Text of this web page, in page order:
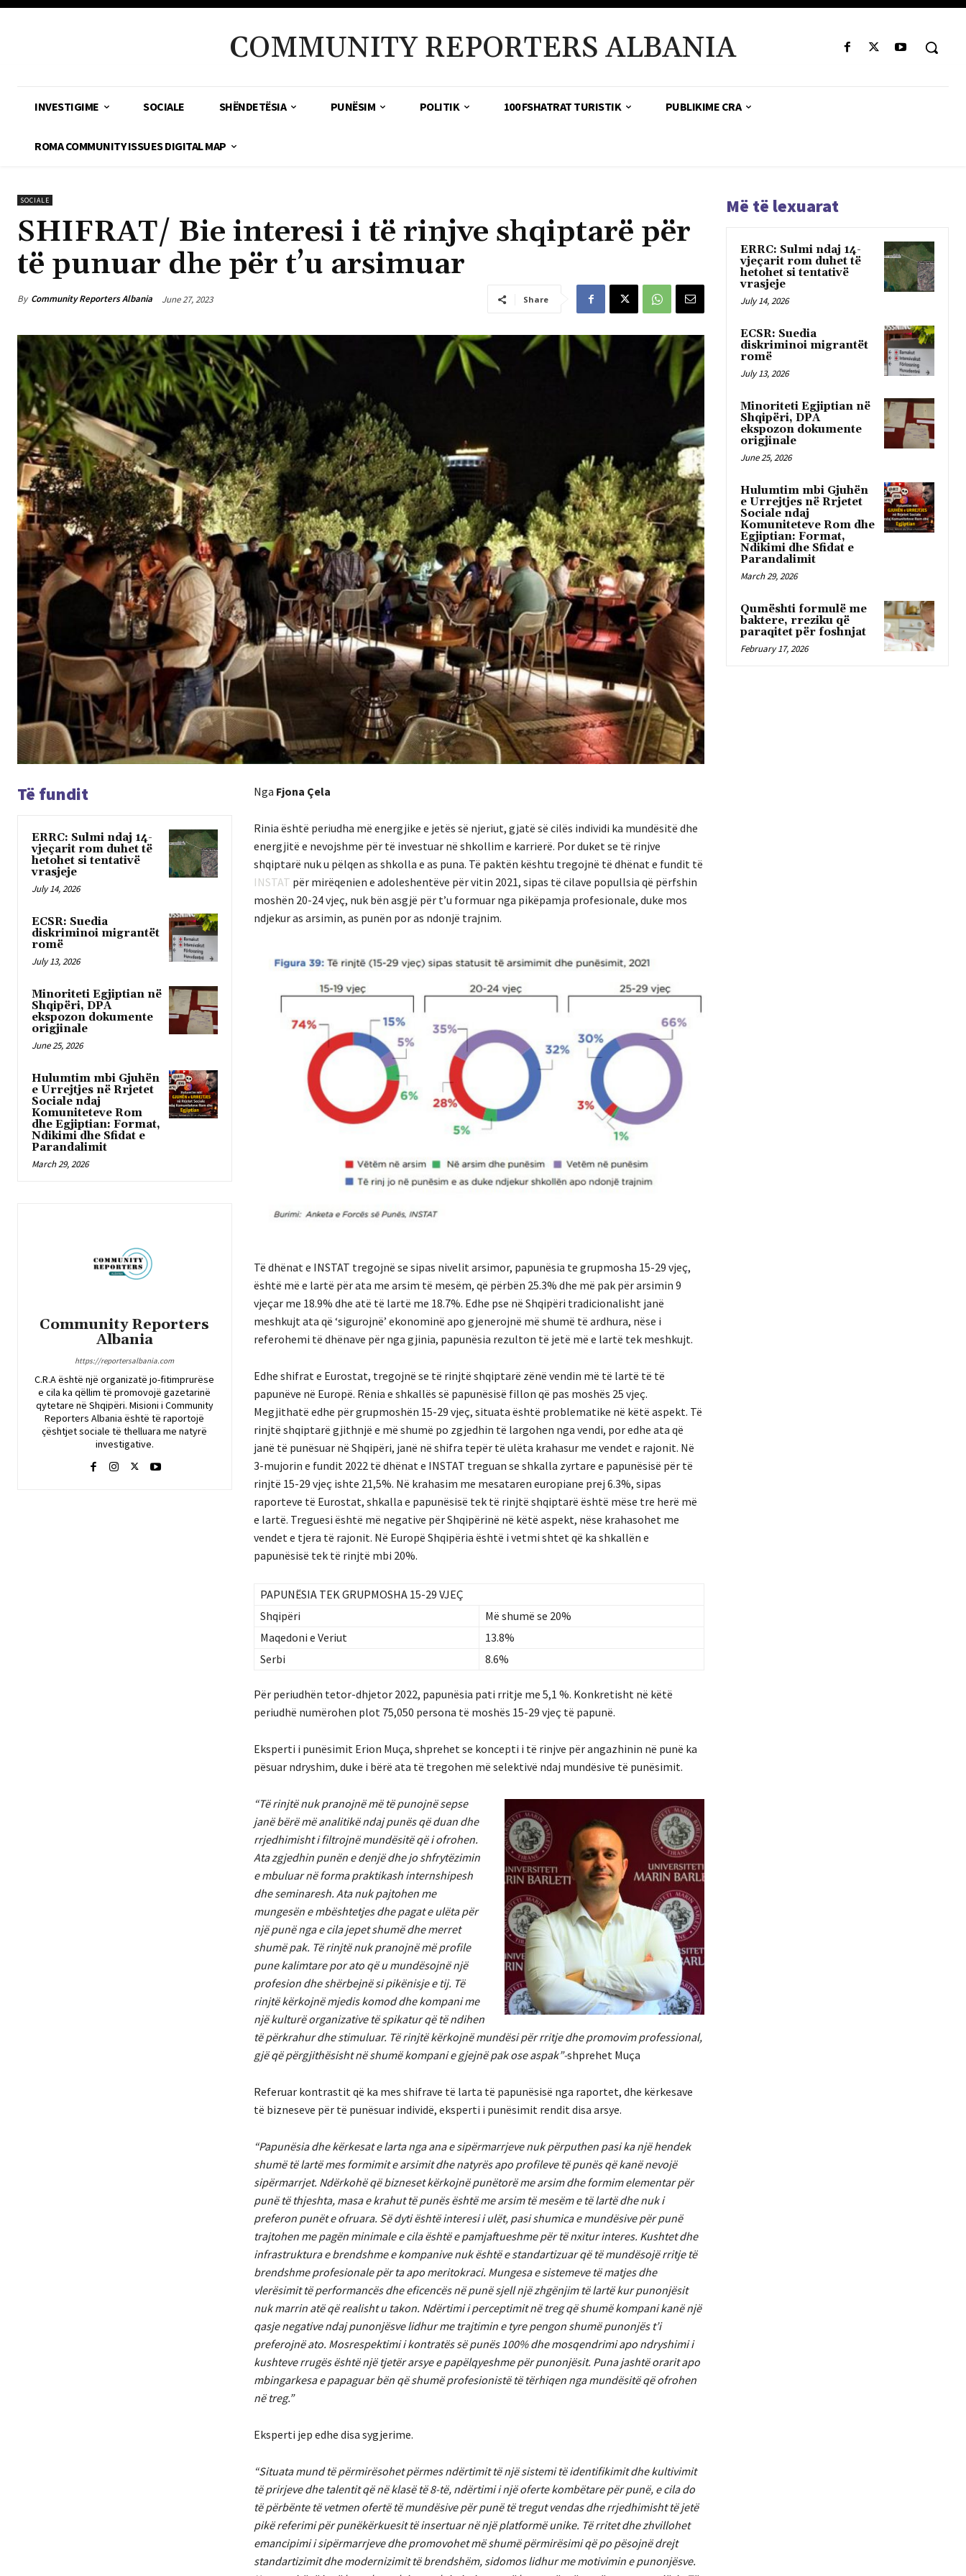
COMMUNITY REPORTERS ALBANIA
INVESTIGIME SOCIALE SHËNDETËSIA PUNËSIM POLITIK 100 FSHATRAT TURISTIK PUBLIKIME CRA
ROMA COMMUNITY ISSUES DIGITAL MAP
SOCIALE
SHIFRAT/ Bie interesi i të rinjve shqiptarë për
të punuar dhe për t’u arsimuar
By Community Reporters Albania June 27, 2023 Share
Të fundit
ERRC: Sulmi ndaj 14-
vjeçarit rom duhet të
hetohet si tentativë
vrasjeje
July 14, 2026
ECSR: Suedia
diskriminoi migrantët
romë
July 13, 2026
Minoriteti Egjiptian në
Shqipëri, DPA
ekspozon dokumente
origjinale
June 25, 2026
Hulumtim mbi Gjuhën
e Urrejtjes në Rrjetet
Sociale ndaj
Komuniteteve Rom
dhe Egjiptian: Format,
Ndikimi dhe Sfidat e
Parandalimit
March 29, 2026
Community Reporters
Albania
https://reportersalbania.com
C.R.A është një organizatë jo-fitimprurëse
e cila ka qëllim të promovojë gazetarinë
qytetare në Shqipëri. Misioni i Community
Reporters Albania është të raportojë
çështjet sociale të thelluara me natyrë
investigative.
Nga Fjona Çela
Rinia është periudha më energjike e jetës së njeriut, gjatë së cilës individi ka mundësitë dhe
energjitë e nevojshme për të investuar në shkollim e karrierë. Por duket se të rinjve
shqiptarë nuk u pëlqen as shkolla e as puna. Të paktën kështu tregojnë të dhënat e fundit të
INSTAT për mirëqenien e adoleshentëve për vitin 2021, sipas të cilave popullsia që përfshin
moshën 20-24 vjeç, nuk bën asgjë për t’u formuar nga pikëpamja profesionale, duke mos
ndjekur as arsimin, as punën por as ndonjë trajnim.
Të dhënat e INSTAT tregojnë se sipas nivelit arsimor, papunësia te grupmosha 15-29 vjeç,
është më e lartë për ata me arsim të mesëm, që përbën 25.3% dhe më pak për arsimin 9
vjeçar me 18.9% dhe atë të lartë me 18.7%. Edhe pse në Shqipëri tradicionalisht janë
meshkujt ata që ‘sigurojnë’ ekonominë apo gjenerojnë më shumë të ardhura, nëse i
referohemi të dhënave për nga gjinia, papunësia rezulton të jetë më e lartë tek meshkujt.
Edhe shifrat e Eurostat, tregojnë se të rinjtë shqiptarë zënë vendin më të lartë të të
papunëve në Europë. Rënia e shkallës së papunësisë fillon që pas moshës 25 vjeç.
Megjithatë edhe për grupmoshën 15-29 vjeç, situata është problematike në këtë aspekt. Të
rinjtë shqiptarë gjithnjë e më shumë po zgjedhin të largohen nga vendi, por edhe ata që
janë të punësuar në Shqipëri, janë në shifra tepër të ulëta krahasur me vendet e rajonit. Në
3-mujorin e fundit 2022 të dhënat e INSTAT treguan se shkalla zyrtare e papunësisë për të
rinjtë 15-29 vjeç ishte 21,5%. Në krahasim me mesataren europiane prej 6.3%, sipas
raporteve të Eurostat, shkalla e papunësisë tek të rinjtë shqiptarë është mëse tre herë më
e lartë. Treguesi është më negative për Shqipërinë në këtë aspekt, nëse krahasohet me
vendet e tjera të rajonit. Në Europë Shqipëria është i vetmi shtet që ka shkallën e
papunësisë tek të rinjtë mbi 20%.
PAPUNËSIA TEK GRUPMOSHA 15-29 VJEÇ
Shqipëri
Më shumë se 20%
Maqedoni e Veriut
13.8%
Serbi
8.6%
Për periudhën tetor-dhjetor 2022, papunësia pati rritje me 5,1 %. Konkretisht në këtë
periudhë numërohen plot 75,050 persona të moshës 15-29 vjeç të papunë.
Eksperti i punësimit Erion Muça, shprehet se koncepti i të rinjve për angazhinin në punë ka
pësuar ndryshim, duke i bërë ata të tregohen më selektivë ndaj mundësive të punësimit.
“Të rinjtë nuk pranojnë më të punojnë sepse
janë bërë më analitikë ndaj punës që duan dhe
rrjedhimisht i filtrojnë mundësitë që i ofrohen.
Ata zgjedhin punën e denjë dhe jo shfrytëzimin
e mbuluar në forma praktikash internshipesh
dhe seminaresh. Ata nuk pajtohen me
mungesën e mbështetjes dhe pagat e ulëta për
një punë nga e cila jepet shumë dhe merret
shumë pak. Të rinjtë nuk pranojnë më profile
pune kalimtare por ato që u mundësojnë një
profesion dhe shërbejnë si pikënisje e tij. Të
rinjtë kërkojnë mjedis komod dhe kompani me
një kulturë organizative të spikatur që të ndihen
të përkrahur dhe stimuluar. Të rinjtë kërkojnë mundësi për rritje dhe promovim professional,
gjë që përgjithësisht në shumë kompani e gjejnë pak ose aspak”-shprehet Muça
Referuar kontrastit që ka mes shifrave të larta të papunësisë nga raportet, dhe kërkesave
të bizneseve për të punësuar individë, eksperti i punësimit rendit disa arsye.
“Papunësia dhe kërkesat e larta nga ana e sipërmarrjeve nuk përputhen pasi ka një hendek
shumë të lartë mes formimit e arsimit dhe natyrës apo profileve të punës që kanë nevojë
sipërmarrjet. Ndërkohë që bizneset kërkojnë punëtorë me arsim dhe formim elementar për
punë të thjeshta, masa e krahut të punës është me arsim të mesëm e të lartë dhe nuk i
preferon punët e ofruara. Së dyti është interesi i ulët, pasi shumica e mundësive për punë
trajtohen me pagën minimale e cila është e pamjaftueshme për të nxitur interes. Kushtet dhe
infrastruktura e brendshme e kompanive nuk është e standartizuar që të mundësojë rritje të
brendshme profesionale për ta apo meritokraci. Mungesa e sistemeve të matjes dhe
vlerësimit të performancës dhe eficencës në punë sjell një zhgënjim të lartë kur punonjësit
nuk marrin atë që realisht u takon. Ndërtimi i perceptimit në treg që shumë kompani kanë një
qasje negative ndaj punonjësve lidhur me trajtimin e tyre pengon shumë punonjës t’i
preferojnë ato. Mosrespektimi i kontratës së punës 100% dhe mosqendrimi apo ndryshimi i
kushteve rrugës është një tjetër arsye e papëlqyeshme për punonjësit. Puna jashtë orarit apo
mbingarkesa e papaguar bën që shumë profesionistë të tërhiqen nga mundësitë që ofrohen
në treg.”
Eksperti jep edhe disa sygjerime.
“Situata mund të përmirësohet përmes ndërtimit të një sistemi të identifikimit dhe kultivimit
të prirjeve dhe talentit që në klasë të 8-të, ndërtimi i një oferte kombëtare për punë, e cila do
të përbënte të vetmen ofertë të mundësive për punë të tregut vendas dhe rrjedhimisht të jetë
pikë referimi për punëkërkuesit të insertuar në një platformë unike. Të rritet dhe zhvillohet
emancipimi i sipërmarrjeve dhe promovohet më shumë përmirësimi që po pësojnë drejt
standartizimit dhe modernizimit të brendshëm, sidomos lidhur me motivimin e punonjësve.
Më të lexuarat
ERRC: Sulmi ndaj 14-
vjeçarit rom duhet të
hetohet si tentativë
vrasjeje
July 14, 2026
ECSR: Suedia
diskriminoi migrantët
romë
July 13, 2026
Minoriteti Egjiptian në
Shqipëri, DPA
ekspozon dokumente
origjinale
June 25, 2026
Hulumtim mbi Gjuhën
e Urrejtjes në Rrjetet
Sociale ndaj
Komuniteteve Rom dhe
Egjiptian: Format,
Ndikimi dhe Sfidat e
Parandalimit
March 29, 2026
Qumështi formulë me
baktere, rreziku që
paraqitet për foshnjat
February 17, 2026